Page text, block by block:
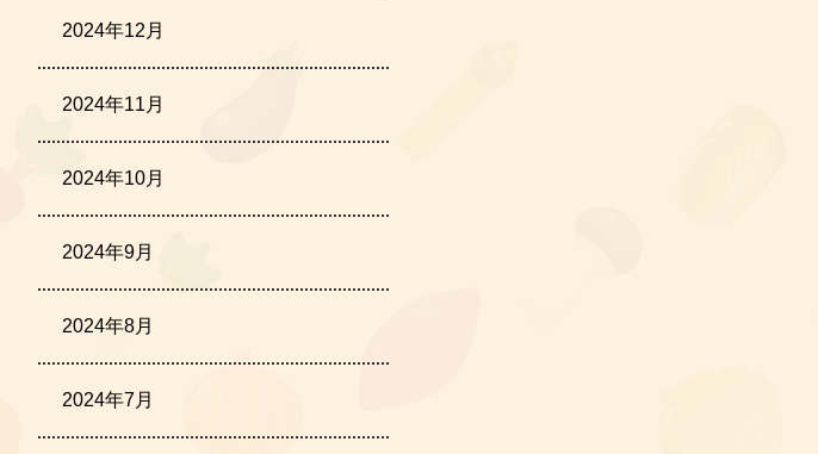
2024年12月
2024年11月
2024年10月
2024年9月
2024年8月
2024年7月